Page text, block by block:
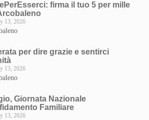
firma il tuo 5 per mille
13, 2026
per dire grazie e sentirci
13, 2026
Giornata Nazionale
Familiare
13, 2026